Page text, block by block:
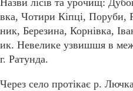
вка, Чотири Кіпці, Поруби,
ник, Березина, Корнівка,
ик. Невелике узвишшя в
г. Ратунда.
Через село протікає р.